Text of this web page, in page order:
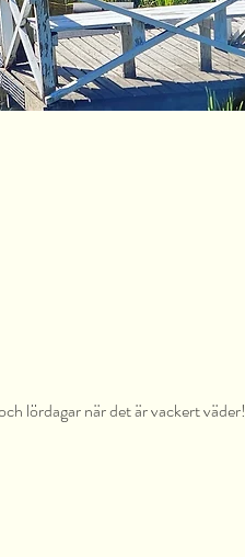
lördagar när det är vackert väder!